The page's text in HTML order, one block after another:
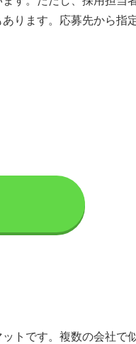
ります。応募先から指
トです。複数の会社で